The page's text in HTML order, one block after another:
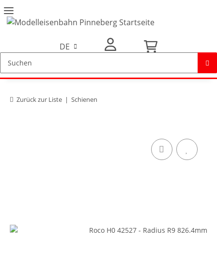
DE
Zurück zur Liste Schienen